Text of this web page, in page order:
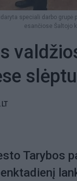
speciali darbo grupė
esančiose Šaltojo
Tarybos